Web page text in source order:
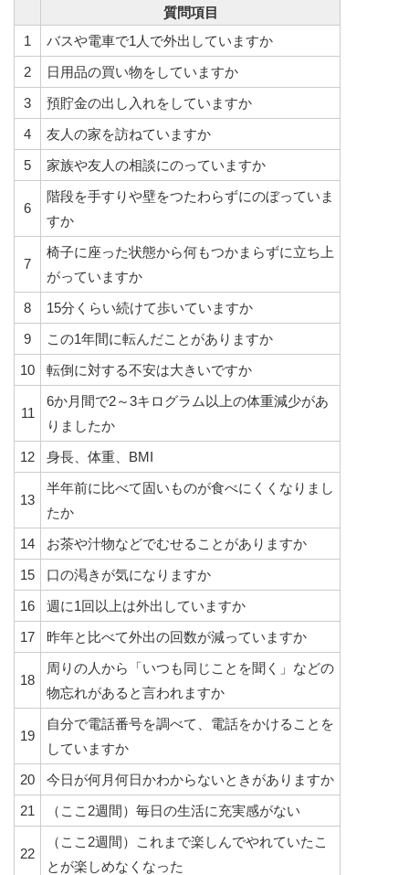
質問項目
1
バスや電車で1人で外出していますか
2
日用品の買い物をしていますか
3
預貯金の出し入れをしていますか
4
友人の家を訪ねていますか
5
家族や友人の相談にのっていますか
6
階段を手すりや壁をつたわらずにのぼっていま
すか
7
椅子に座った状態から何もつかまらずに立ち上
がっていますか
8
15分くらい続けて歩いていますか
9
この1年間に転んだことがありますか
10
転倒に対する不安は大きいですか
11
6か月間で2～3キログラム以上の体重減少があ
りましたか
12
身長、体重、BMI
13
半年前に比べて固いものが食べにくくなりまし
たか
14
お茶や汁物などでむせることがありますか
15
口の渇きが気になりますか
16
週に1回以上は外出していますか
17
昨年と比べて外出の回数が減っていますか
18
周りの人から「いつも同じことを聞く」などの
物忘れがあると言われますか
19
自分で電話番号を調べて、電話をかけることを
していますか
20
今日が何月何日かわからないときがありますか
21
（ここ2週間）毎日の生活に充実感がない
22
（ここ2週間）これまで楽しんでやれていたこ
とが楽しめなくなった